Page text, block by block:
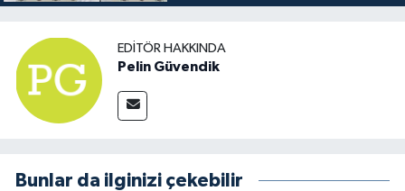
EDITÖR HAKKINDA
Pelin Güvendik
Bunlar da ilginizi çekebilir